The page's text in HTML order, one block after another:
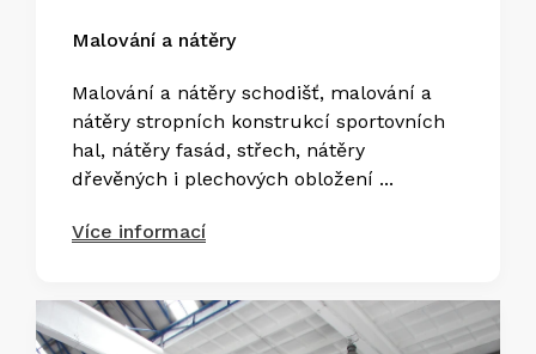
Malování a nátěry
Malování a nátěry schodišť, malování a
nátěry stropních konstrukcí sportovních
hal, nátěry fasád, střech, nátěry
dřevěných i plechových obložení ...
Více informací